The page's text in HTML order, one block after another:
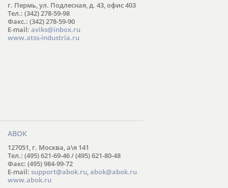
г. Пермь, ул. Подлесная, д. 43, офис 403
Тел.: (342) 278-59-98
Факс.: (342) 278-59-90
E-mail: aviks@inbox.ru
www.atss-industria.ru
АВОК
127051, г. Москва, а\я 141
Тел.: (495) 621-69-46 / (495) 621-80-48
Факс: (495) 984-99-72
E-mail: support@abok.ru,abok@abok.ru
www.abok.ru